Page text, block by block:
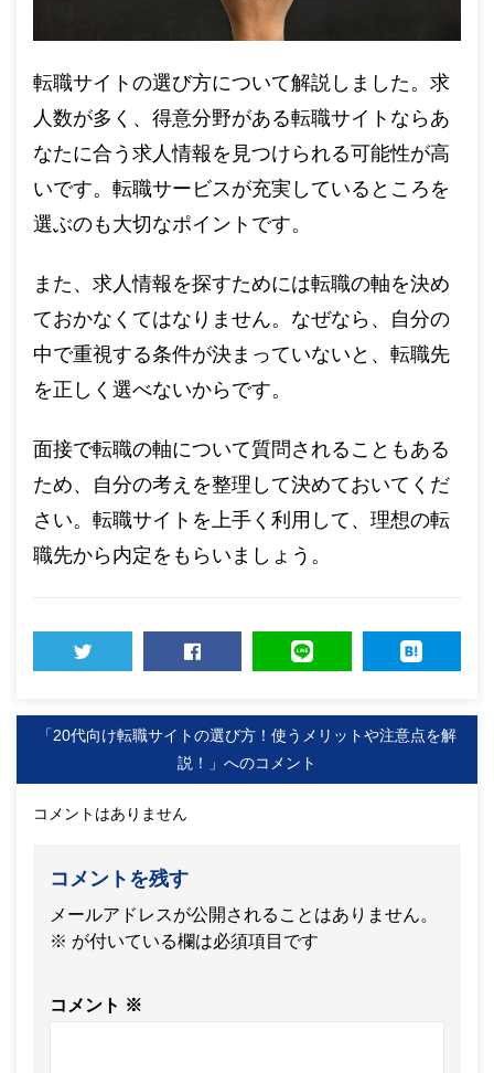
転職サイトの選び方について解説しました。求
人数が多く、得意分野がある転職サイトならあ
なたに合う求人情報を見つけられる可能性が高
いです。転職サービスが充実しているところを
選ぶのも大切なポイントです。
また、求人情報を探すためには転職の軸を決め
ておかなくてはなりません。なぜなら、自分の
中で重視する条件が決まっていないと、転職先
を正しく選べないからです。
面接で転職の軸について質問されることもある
ため、自分の考えを整理して決めておいてくだ
さい。転職サイトを上手く利用して、理想の転
職先から内定をもらいましょう。
「20代向け転職サイトの選び方！使うメリットや注意点を解
説！」へのコメント
コメントはありません
コメントを残す
メールアドレスが公開されることはありません。
※ が付いている欄は必須項目です
コメント ※